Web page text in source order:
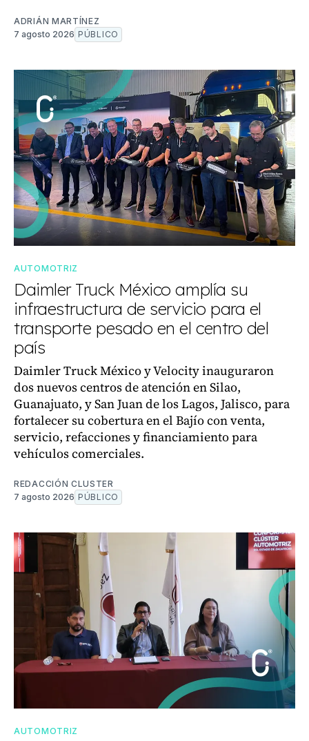
ADRIÁN MARTÍNEZ
7 agosto 2026 PÚBLICO
AUTOMOTRIZ
Daimler Truck México amplía su
infraestructura de servicio para el
transporte pesado en el centro del
país
Daimler Truck México y Velocity inauguraron
dos nuevos centros de atención en Silao,
Guanajuato, y San Juan de los Lagos, Jalisco, para
fortalecer su cobertura en el Bajío con venta,
servicio, refacciones y financiamiento para
vehículos comerciales.
REDACCIÓN CLUSTER
7 agosto 2026 PÚBLICO
AUTOMOTRIZ